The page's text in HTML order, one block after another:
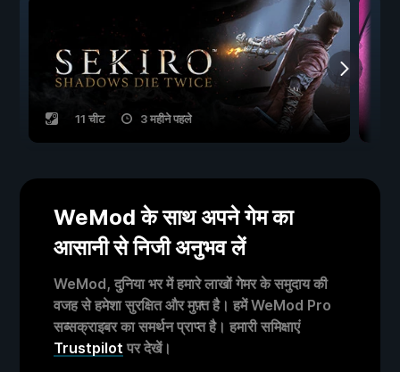
11 चीट 3 महीने पहले
WeMod के साथ अपने गेम का
आसानी से निजी अनुभव लें
WeMod, दुनिया भर में हमारे लाखों गेमर के समुदाय की
वजह से हमेशा सुरक्षित और मुफ़्त है। हमें WeMod Pro
सब्सक्राइबर का समर्थन प्राप्त है। हमारी समिक्षाएं
Trustpilot पर देखें।